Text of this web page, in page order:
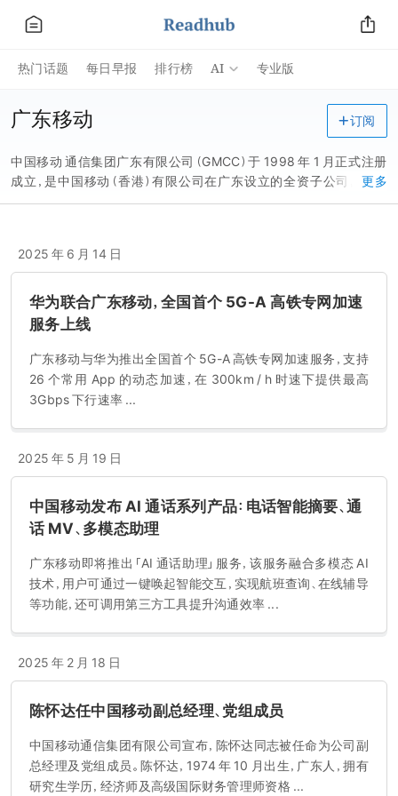
热门话题 每日早报 排行榜 AI 专业版
广东移动
中国移动 通信集团广东有限公司（GMCC）于 1998 年 1 月正式注册
成立，是中国移动（香港）有限公司在广东设立的全资子公司，1987
年 11 月 18 日在我国最早开通移动电话业务。
更多
订阅
2025 年 6 月 14 日
华为联合广东移动，全国首个 5G-A 高铁专网加速
服务上线
广东移动与华为推出全国首个 5G-A 高铁专网加速服务，支持
26 个常用 App 的动态加速，在 300km / h 时速下提供最高
3Gbps 下行速率 ...
2025 年 5 月 19 日
中国移动发布 AI 通话系列产品：电话智能摘要、通
话 MV、多模态助理
广东移动即将推出「AI 通话助理」服务，该服务融合多模态 AI
技术，用户可通过一键唤起智能交互，实现航班查询、在线辅导
等功能，还可调用第三方工具提升沟通效率 ...
2025 年 2 月 18 日
陈怀达任中国移动副总经理、党组成员
中国移动通信集团有限公司宣布，陈怀达同志被任命为公司副
总经理及党组成员。陈怀达，1974 年 10 月出生，广东人，拥有
研究生学历，经济师及高级国际财务管理师资格 ...